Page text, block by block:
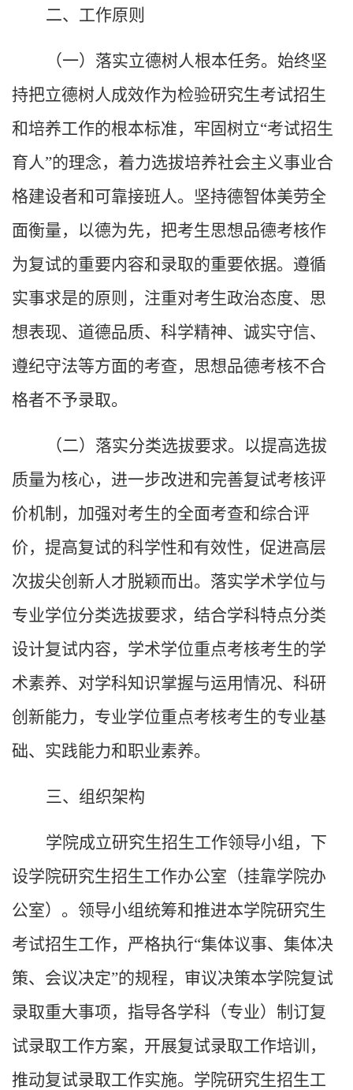
二、工作原则
（一）落实立德树人根本任务。始终坚
持把立德树人成效作为检验研究生考试招生
和培养工作的根本标准，牢固树立“考试招生
育人”的理念，着力选拔培养社会主义事业合
格建设者和可靠接班人。坚持德智体美劳全
面衡量，以德为先，把考生思想品德考核作
为复试的重要内容和录取的重要依据。遵循
实事求是的原则，注重对考生政治态度、思
想表现、道德品质、科学精神、诚实守信、
遵纪守法等方面的考查，思想品德考核不合
格者不予录取。
（二）落实分类选拔要求。以提高选拔
质量为核心，进一步改进和完善复试考核评
价机制，加强对考生的全面考查和综合评
价，提高复试的科学性和有效性，促进高层
次拔尖创新人才脱颖而出。落实学术学位与
专业学位分类选拔要求，结合学科特点分类
设计复试内容，学术学位重点考核考生的学
术素养、对学科知识掌握与运用情况、科研
创新能力，专业学位重点考核考生的专业基
础、实践能力和职业素养。
三、组织架构
学院成立研究生招生工作领导小组，下
设学院研究生招生工作办公室（挂靠学院办
公室）。 领导小组 统筹和推进本学院研究生
考试招生工作，严格执行“集体议事、集体决
策、会议决定”的规程，审议决策本学院复试
录取重大事项， 指导各学科（专业）制订复
试录取工作方案，开展复试录取工作培训，
推动复试录取工作实施。 学院研究生招生工